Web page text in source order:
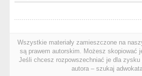
Wszystkie materiały zamieszczone na
są prawem autorskim. Możesz skopiować
Jeśli chcesz rozpowszechniać je dla zysku
autora – szukaj